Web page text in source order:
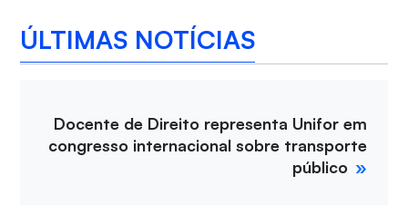
ÚLTIMAS NOTÍCIAS
Docente de Direito representa Unifor em
congresso internacional sobre transporte
público